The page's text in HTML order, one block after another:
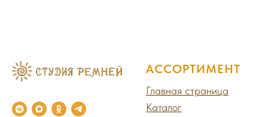
АССОРТИМЕНТ
Главная страница
Каталог